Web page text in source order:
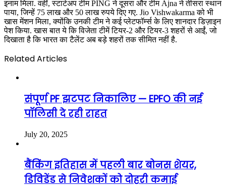
इनाम मिला. वहीं, स्टार्टअप टीम PING ने दूसरा और टीम Ajna ने तीसरा स्थान
पाया, जिन्हें 75 लाख और 50 लाख रुपये दिए गए. Jio Vishwakarma को भी
खास मेंशन मिला, क्योंकि उनकी टीम ने कई प्लेटफॉर्म्स के लिए शानदार डिज़ाइन
पेश किया. खास बात ये कि विजेता टीमें टियर-2 और टियर-3 शहरों से आईं, जो
दिखाता है कि भारत का टैलेंट अब बड़े शहरों तक सीमित नहीं है.
Related Articles
संपूर्ण PF झटपट निकालिए — EPFO की नई
पॉलिसी दे रही राहत
July 20, 2025
बैंकिंग इतिहास में पहली बार बोनस शेयर,
डिविडेंड से निवेशकों को दोहरी कमाई